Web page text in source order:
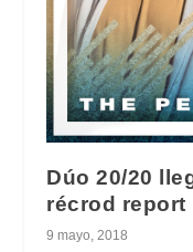
Dúo 20/20
récrod report
9 mayo, 2018